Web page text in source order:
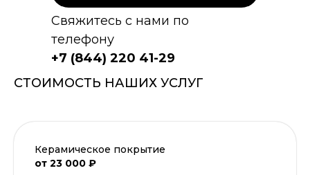
Свяжитесь с нами по
телефону
+7 (844) 220 41-29
СТОИМОСТЬ НАШИХ УСЛУГ
Керамическое покрытие
от 23 000 ₽